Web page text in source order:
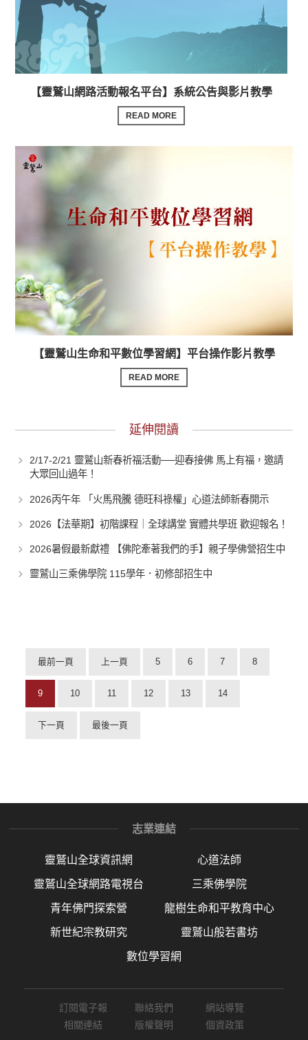
【靈鷲山網路活動報名平台】系統公告與影片教學
READ MORE
【靈鷲山生命和平數位學習網】平台操作影片教學
READ MORE
延伸閱讀
2/17-2/21 靈鷲山新春祈福活動──迎春接佛 馬上有福，邀請
大眾回山過年！
2026丙午年 「火馬飛騰 德旺科祿權」心道法師新春開示
2026【法華期】初階課程｜全球講堂 實體共學班 歡迎報名！
2026暑假最新獻禮 【佛陀牽著我們的手】親子學佛營招生中
靈鷲山三乘佛學院 115學年．初修部招生中
最前一頁 上一頁 5 6 7 8
9 10 11 12 13 14
下一頁 最後一頁
志業連結
靈鷲山全球資訊網 心道法師
靈鷲山全球網路電視台 三乘佛學院
青年佛門探索營 龍樹生命和平教育中心
新世紀宗教研究 靈鷲山般若書坊
數位學習網
訂閱電子報 聯絡我們
網站導覽
相關連結
版權聲明 個資政策